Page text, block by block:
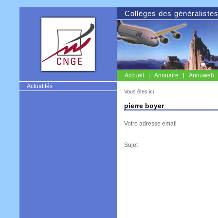
Collèges des
CNGE
Accueil Annuaire
Annuweb
Actualités
Vous êtes ici
pierre boyer
Votre adresse email
Sujet